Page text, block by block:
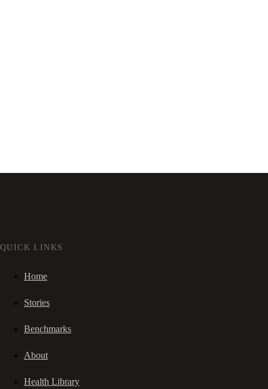
QUICK LINKS
Home
Stories
Benchmarks
About
Health Library